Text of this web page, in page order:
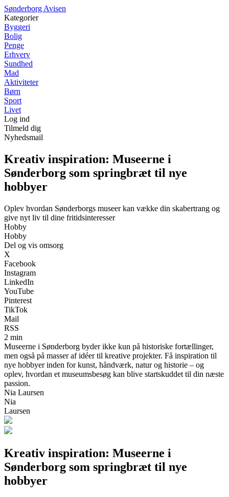
Sønderborg Avisen
Kategorier
Byggeri
Bolig
Penge
Erhverv
Sundhed
Mad
Aktiviteter
Børn
Sport
Livet
Log ind
Tilmeld dig
Nyhedsmail
Kreativ inspiration: Museerne i
Sønderborg som springbræt til nye
hobbyer
Oplev hvordan Sønderborgs museer kan vække din skabertrang og
give nyt liv til dine fritidsinteresser
Hobby
Hobby
Del og vis omsorg
X
Facebook
Instagram
LinkedIn
YouTube
Pinterest
TikTok
Mail
RSS
2 min
Museerne i Sønderborg byder ikke kun på historiske fortællinger,
men også på masser af idéer til kreative projekter. Få inspiration til
nye hobbyer inden for kunst, håndværk, natur og historie – og
oplev, hvordan et museumsbesøg kan blive startskuddet til din næste
passion.
Nia Laursen
Nia
Laursen
Kreativ inspiration: Museerne i
Sønderborg som springbræt til nye
hobbyer